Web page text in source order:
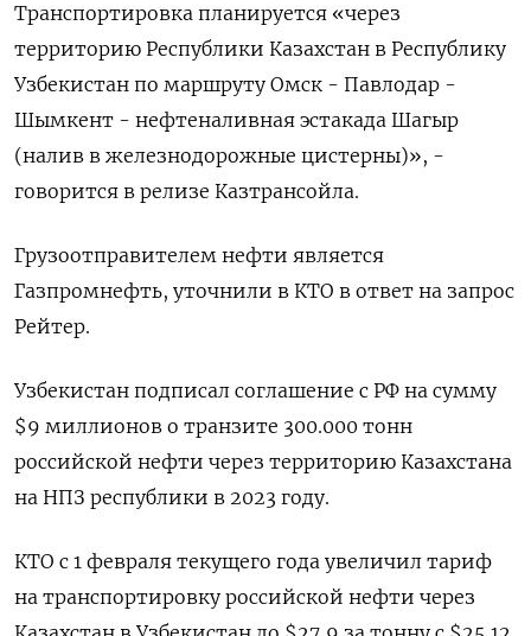
Транспортировка планируется «через
территорию Республики Казахстан в Республику
Узбекистан по маршруту Омск - Павлодар -
Шымкент - нефтеналивная эстакада Шагыр
(налив в железнодорожные цистерны)», -
говорится в релизе Казтрансойла.
Грузоотправителем нефти является
Газпромнефть, уточнили в КТО в ответ на запрос
Рейтер.
Узбекистан подписал соглашение с РФ на сумму
$9 миллионов о транзите 300.000 тонн
российской нефти через территорию Казахстана
на НПЗ республики в 2023 году.
КТО с 1 февраля текущего года увеличил тариф
на транспортировку российской нефти через